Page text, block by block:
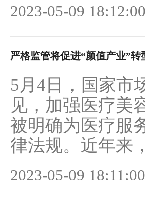
2023-05-09 18:12:00
严格监管将促进“颜值产业”转
5月4日，国家市
见，加强医疗美
被明确为医疗服
律法规。近年来
2023-05-09 18:11:00